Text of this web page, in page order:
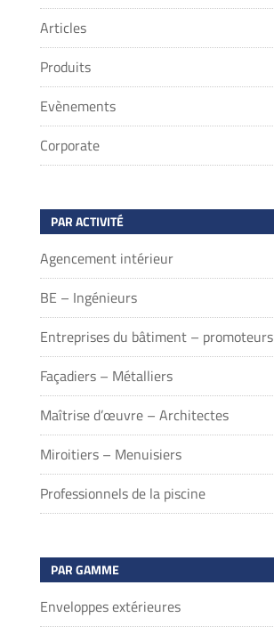
Articles
Produits
Evènements
Corporate
PAR ACTIVITÉ
Agencement intérieur
BE – Ingénieurs
Entreprises du bâtiment – promoteurs
Façadiers – Métalliers
Maîtrise d’œuvre – Architectes
Miroitiers – Menuisiers
Professionnels de la piscine
PAR GAMME
Enveloppes extérieures